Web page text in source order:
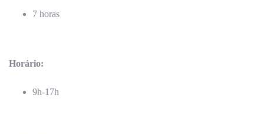
7 horas
Horário:
9h-17h